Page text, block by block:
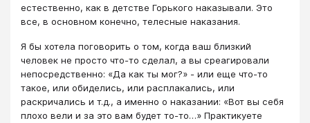
естественно, как в детстве Горького наказывали. Это
все, в основном конечно, телесные наказания.
Я бы хотела поговорить о том, когда ваш близкий
человек не просто что-то сделал, а вы среагировали
непосредственно: «Да как ты мог?» - или еще что-то
такое, или обиделись, или расплакались, или
раскричались и т.д., а именно о наказании: «Вот вы себя
плохо вели и за это вам будет то-то…» Практикуете